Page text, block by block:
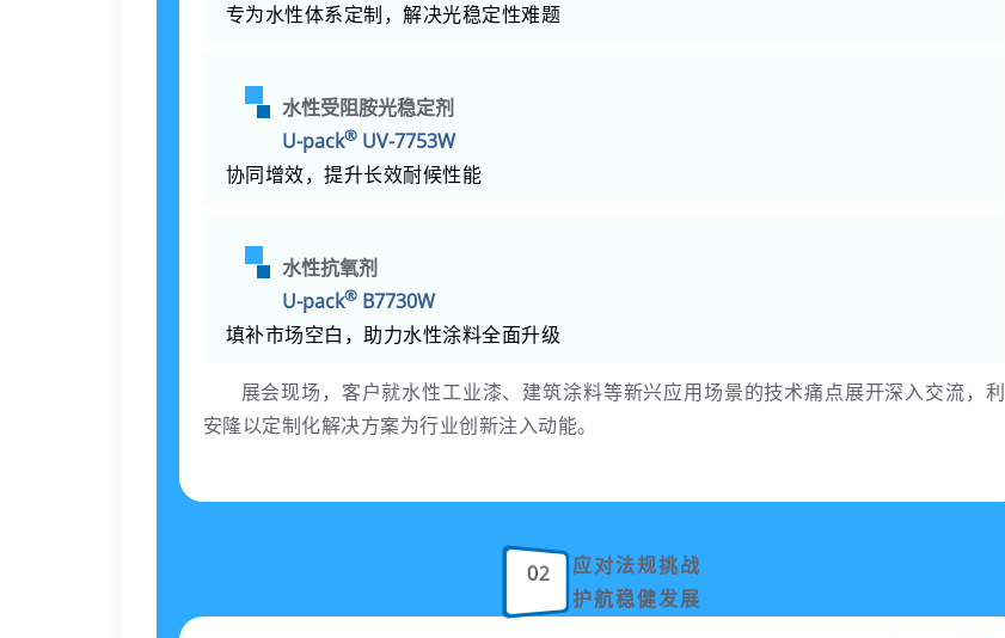
专为水性体系定制，解决光稳定性难题
水性受阻胺光稳定剂
U-pack® UV-7753W
协同增效，提升长效耐候性能
水性抗氧剂
U-pack® B7730W
填补市场空白，助力水性涂料全面升级
展会现场，客户就水性工业漆、建筑涂料等新兴应用场景的技术痛点展开深入交流，利
安隆以定制化解决方案为行业创新注入动能。
02
应对法规挑战
护航稳健发展